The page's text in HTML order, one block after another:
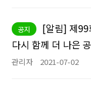
공지
[알림] 제99
다시 함께 더 나은
관리자 2021-07-02